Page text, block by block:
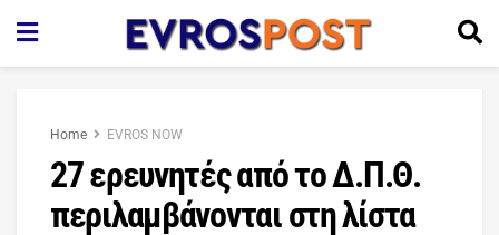
Home EVROS NOW
27 ερευνητές από το Δ.Π.Θ.
περιλαμβάνονται στη λίστα